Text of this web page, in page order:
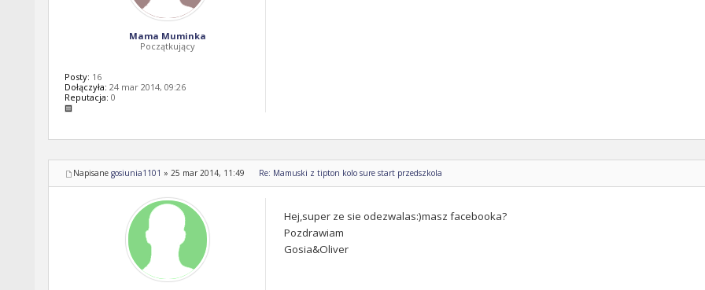
Mama Muminka
Początkujący
Posty: 16
Dołączyła: 24 mar 2014, 09:26
Reputacja: 0
Napisane gosiunia1101 » 25 mar 2014, 11:49 Re: Mamuski z tipton kolo sure start przedszkola
Hej,super ze sie odezwalas:)masz facebooka?
Pozdrawiam
Gosia&Oliver